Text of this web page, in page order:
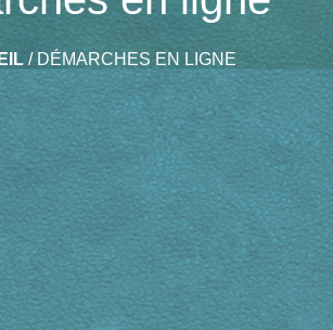
/ DÉMARCHES EN LIGNE